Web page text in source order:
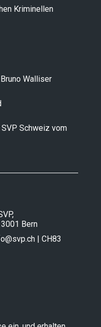
Kriminellen
Walliser
Schweiz vom
Bern
| CH83